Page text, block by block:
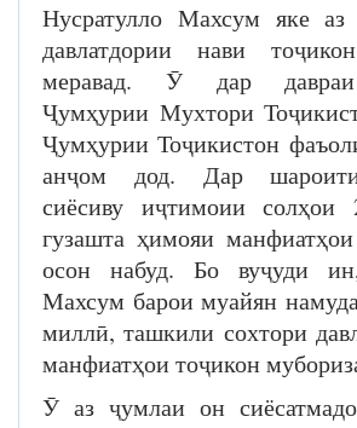
Нусратулло Махсум яке аз
давлатдории нави
меравад. Ӯ дар давраи
Ҷумҳурии Мухтори
Ҷумҳурии Тоҷикистон
анҷом дод. Дар
сиёсиву иҷтимоии солҳои
гузашта ҳимояи
осон набуд. Бо вуҷуди
Махсум барои муайян
миллӣ, ташкили сохтори
манфиатҳои тоҷикон
Ӯ аз ҷумлаи он